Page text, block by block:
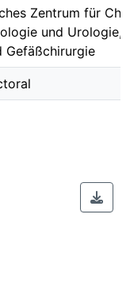
Zentrum für
und Urologie,
Gefäßchirurgie